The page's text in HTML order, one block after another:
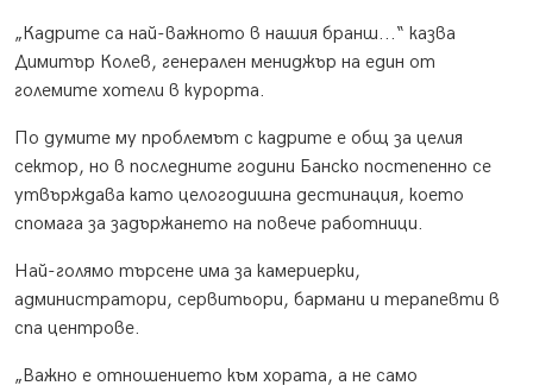
„Кадрите са най-важното в нашия бранш...“ казва
Димитър Колев, генерален мениджър на един от
големите хотели в курорта.
По думите му проблемът с кадрите е общ за целия
сектор, но в последните години Банско постепенно се
утвърждава като целогодишна дестинация, което
спомага за задържането на повече работници.
Най-голямо търсене има за камериерки,
администратори, сервитьори, бармани и терапевти в
спа центрове.
„Важно е отношението към хората, а не само